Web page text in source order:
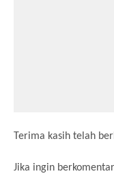
Terima kasih telah
Jika ingin